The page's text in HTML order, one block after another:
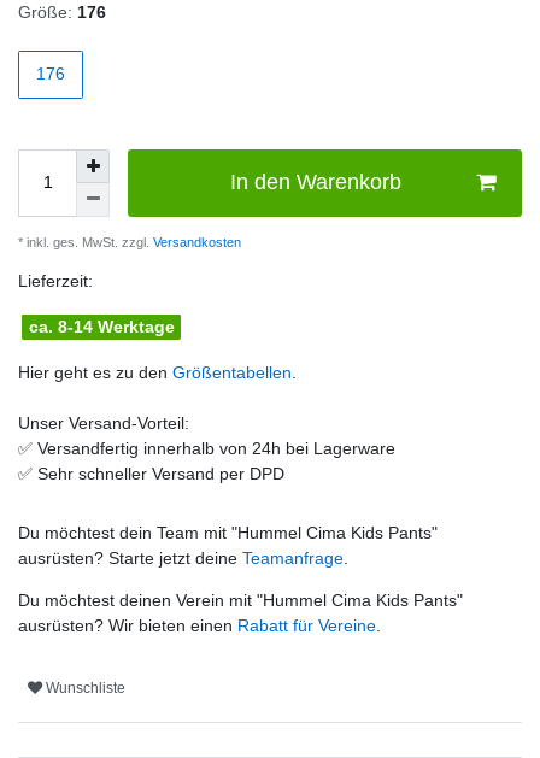
Größe: 176
176
In den Warenkorb
* inkl. ges. MwSt. zzgl. Versandkosten
Lieferzeit:
ca. 8-14 Werktage
Hier geht es zu den Größentabellen
Unser Versand-Vorteil:
✅ Versandfertig innerhalb von 24h bei Lagerware
✅ Sehr schneller Versand per DPD
Du möchtest dein Team mit "Hummel Cima Kids Pants"
ausrüsten? Starte jetzt deine Teamanfrage
Du möchtest deinen Verein mit "Hummel Cima Kids Pants"
ausrüsten? Wir bieten einen Rabatt für Vereine
Wunschliste